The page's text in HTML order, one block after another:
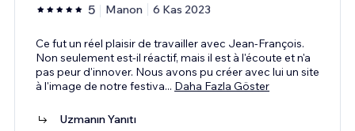
5 Manon 6 Kas 2023
Ce fut un réel plaisir de travailler avec Jean-François.
Non seulement est-il réactif, mais il est à l'écoute et n'a
pas peur d'innover. Nous avons pu créer avec lui un site
à l'image de notre festiva... Daha Fazla Göster
Uzmanın Yanıtı